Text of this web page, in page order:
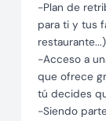
-Plan de
para ti y tus
-Acceso a
que ofrece
tú decides
-Siendo